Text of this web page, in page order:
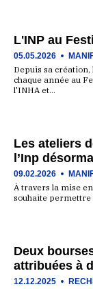
L'INP au
05.05.2026
Depuis sa
chaque année au
l'INHA et…
Les ateliers
l’Inp
09.02.2026
À travers la mise
souhaite permettre
Deux
attribuées à
12.12.2025